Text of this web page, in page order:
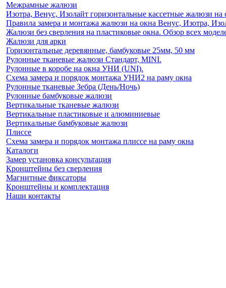
Межрамные жалюзи
Изотра, Венус, Изолайт горизонтальные кассетные жалюзи на
Правила замера и монтажа жалюзи на окна Венус, Изотра,
Жалюзи без сверления на пластиковые окна. Обзор всех
Жалюзи для арки
Горизонтальные деревянные, бамбуковые 25мм, 50 мм
Рулонные тканевые жалюзи Стандарт, MINI.
Рулонные в коробе на окна УНИ (UNI).
Схема замера и порядок монтажа УНИ2 на раму окна
Рулонные тканевые Зебра (День/Ночь)
Рулонные бамбуковые жалюзи
Вертикальные тканевые жалюзи
Вертикальные пластиковые и алюминиевые
Вертикальные бамбуковые жалюзи
Плиссе
Схема замера и порядок монтажа плиссе на раму окна
Каталоги
Замер установка консультация
Кронштейны без сверления
Магнитные фиксаторы
Кронштейны и комплектация
Наши контакты